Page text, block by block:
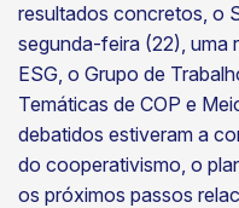
resultados concretos, o
segunda-feira (22), uma
ESG, o Grupo de
Temáticas de COP e
debatidos estiveram a
do cooperativismo, o
os próximos passos